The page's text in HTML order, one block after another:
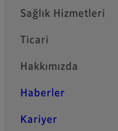
Sağlık Hizmetleri
Ticari
Hakkımızda
Haberler
Kariyer